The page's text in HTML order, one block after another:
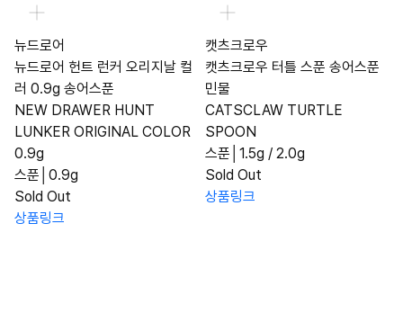
뉴드로어
뉴드로어 헌트 런커 오리지날 컬
러 0.9g 송어스푼
NEW DRAWER HUNT
LUNKER ORIGINAL COLOR
0.9g
스푼│0.9g
Sold Out
상품링크
캣츠크로우
캣츠크로우 터틀 스푼 송어스푼
민물
CATSCLAW TURTLE
SPOON
스푼│1.5g / 2.0g
Sold Out
상품링크